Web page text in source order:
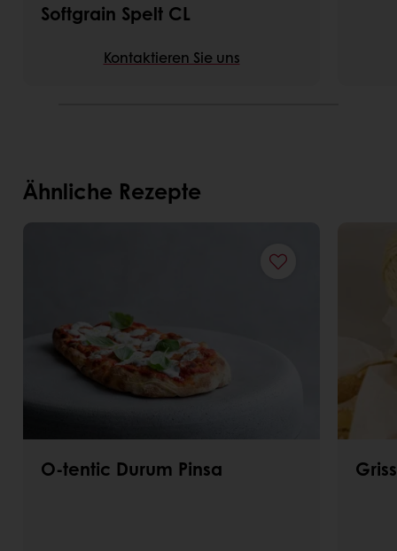
Softgrain Spelt CL
Kontaktieren Sie uns
Ähnliche Rezepte
O-tentic Durum Pinsa